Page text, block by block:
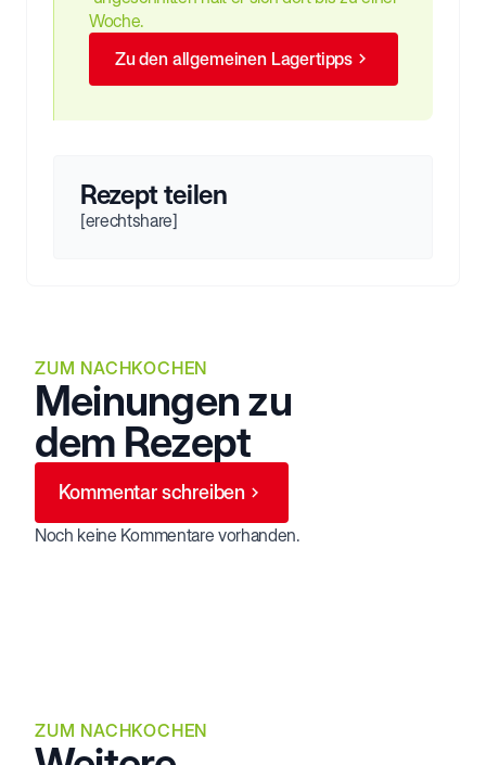
Woche.
Zu den allgemeinen Lagertipps
Rezept teilen
[erechtshare]
ZUM NACHKOCHEN
Meinungen zu
dem Rezept
Kommentar schreiben
Noch keine Kommentare vorhanden.
ZUM NACHKOCHEN